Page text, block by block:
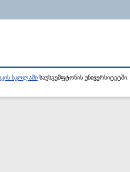
სკოლაში საუსგემფტონის უნივერსიტეტში.